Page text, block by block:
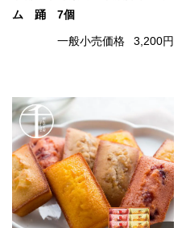
ム 踊 7個
一般小売価格 3,200円